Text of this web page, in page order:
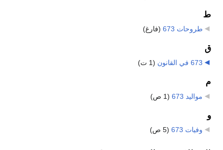
ط
طروحات 673 (فارغ)
ق
673 في القانون (1 ت)
م
مواليد 673 (1 ص)
و
وفيات 673 (5 ص)